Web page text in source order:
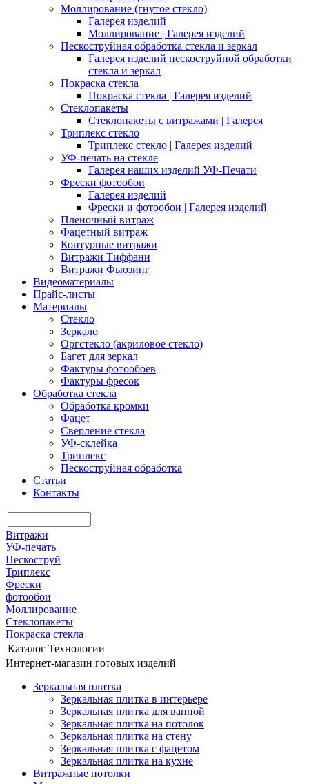
Моллирование (гнутое стекло)
Галерея изделий
Моллирование | Галерея изделий
Пескоструйная обработка стекла и зеркал
Галерея изделий пескоструйной обработки
стекла и зеркал
Покраска стекла
Покраска стекла | Галерея изделий
Стеклопакеты
Стеклопакеты с витражами | Галерея
Триплекс стекло
Триплекс стекло | Галерея изделий
УФ-печать на стекле
Галерея наших изделий УФ-Печати
Фрески фотообои
Галерея изделий
Фрески и фотообои | Галерея изделий
Пленочный витраж
Фацетный витраж
Контурные витражи
Витражи Тиффани
Витражи Фьюзинг
Видеоматериалы
Прайс-листы
Материалы
Стекло
Зеркало
Оргстекло (акриловое стекло)
Багет для зеркал
Фактуры фотообоев
Фактуры фресок
Обработка стекла
Обработка кромки
Фацет
Сверление стекла
УФ-склейка
Триплекс
Пескоструйная обработка
Статьи
Контакты
Витражи
УФ-печать
Пескоструй
Триплекс
Фрески
фотообои
Моллирование
Стеклопакеты
Покраска стекла
Каталог Технологии
Интернет-магазин готовых изделий
Зеркальная плитка
Зеркальная плитка в интерьере
Зеркальная плитка для ванной
Зеркальная плитка на потолок
Зеркальная плитка на стену
Зеркальная плитка с фацетом
Зеркальная плитка на кухне
Витражные потолки